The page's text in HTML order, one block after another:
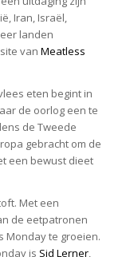
Iran, Israël,
landen
van Meatless
eten begint in
de oorlog een te
de Tweede
gebracht om de
een bewust dieet
Met een
de eetpatronen
Monday te groeien.
is Sid Lerner,